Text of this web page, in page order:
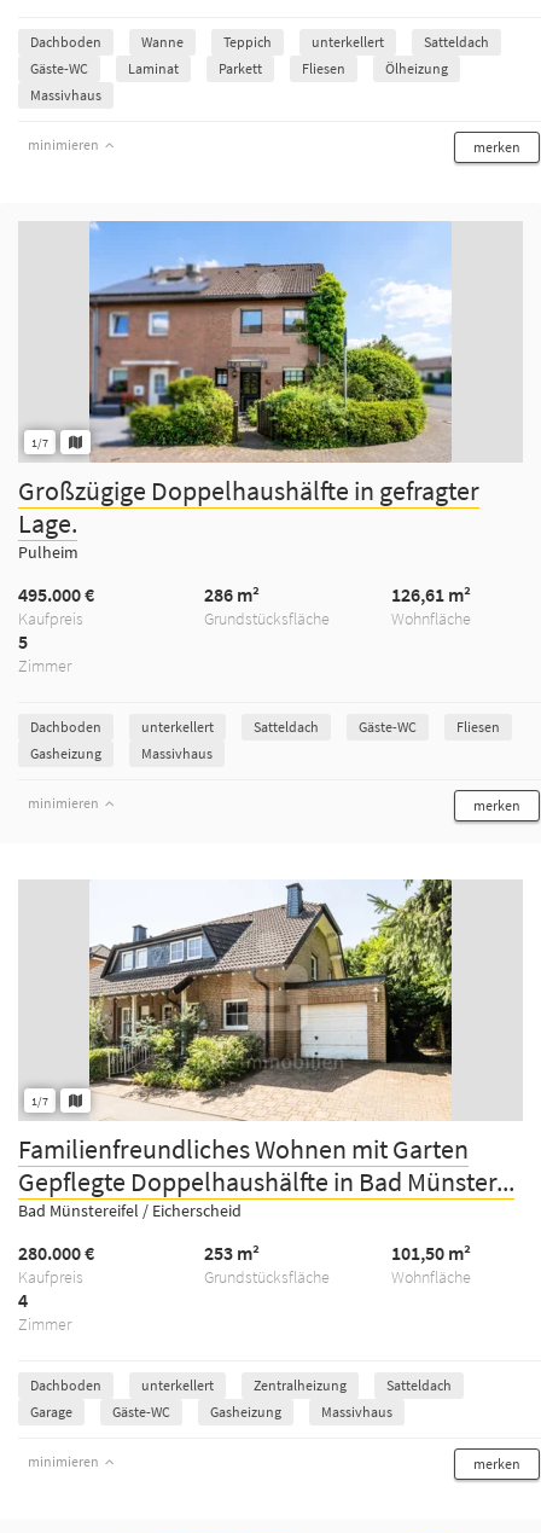
Dachboden Wanne Teppich unterkellert
Satteldach
Gäste-WC
Laminat Parkett Fliesen
Ölheizung
Massivhaus
minimieren merken
1/7
Großzügige Doppelhaushälfte in gefragter
Lage.
Pulheim
Kaufpreis
495.000 €
Grundstücksfläche
286 m²
Wohnfläche
126,61 m²
Zimmer
5
Dachboden unterkellert Satteldach Gäste-WC
Fliesen
Gasheizung
Massivhaus
minimieren merken
1/7
Familienfreundliches Wohnen mit Garten
Gepflegte Doppelhaushälfte in Bad Münster...
Bad Münstereifel / Eicherscheid
Kaufpreis
280.000 €
Grundstücksfläche
253 m²
Wohnfläche
101,50 m²
Zimmer
4
Dachboden unterkellert Zentralheizung
Satteldach
Garage
Gäste-WC Gasheizung Massivhaus
minimieren merken